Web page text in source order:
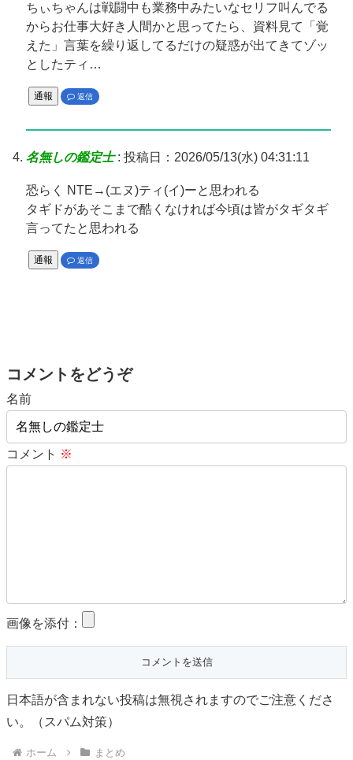
ちぃちゃんは戦闘中も業務中みたいなセリフ叫んでる
からお仕事大好き人間かと思ってたら、資料見て「覚
えた」言葉を繰り返してるだけの疑惑が出てきてゾッ
としたティ…
通報 返信
名無しの鑑定士: 投稿日：2026/05/13(水) 04:31:11
恐らく NTE→(エヌ)ティ(イ)ーと思われる
タギドがあそこまで酷くなければ今頃は皆がタギタギ
言ってたと思われる
通報 返信
コメントをどうぞ
名前
コメント ※
画像を添付：
日本語が含まれない投稿は無視されますのでご注意くださ
い。（スパム対策）
ホーム まとめ